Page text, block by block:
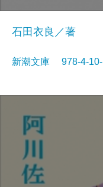
石田衣良／著
新潮文庫 978-4-